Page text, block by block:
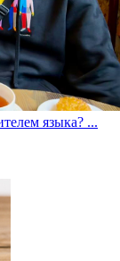
языка? ...